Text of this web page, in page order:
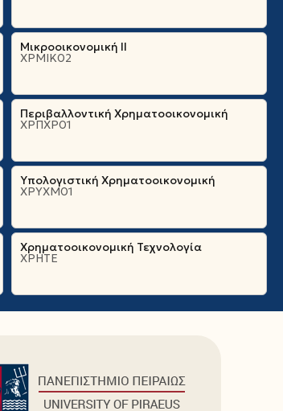
Μικροοικονομική ΙΙ
ΧΡΜΙΚ02
Περιβαλλοντική Χρηματοοικονομική
ΧΡΠΧΡ01
Υπολογιστική Χρηματοοικονομική
ΧΡΥΧΜ01
Χρηματοοικονομική Τεχνολογία
ΧΡΗΤΕ